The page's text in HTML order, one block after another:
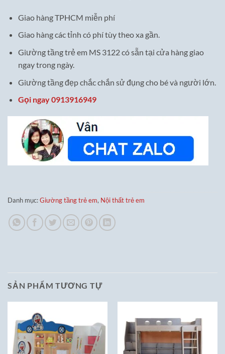
Giao hàng TPHCM miễn phí
Giao hàng các tỉnh có phí tùy theo xa gần.
Giường tầng trẻ em MS 3122 có sẵn tại cửa hàng giao
ngay trong ngày.
Giường tầng đẹp chắc chắn sử đụng cho bé và người lớn.
Gọi ngay 0913916949
Danh mục:Giường tầng trẻ em, Nội thất trẻ em
SẢN PHẨM TƯƠNG TỰ